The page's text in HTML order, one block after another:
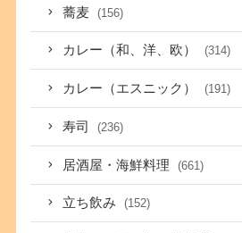
蕎麦 (156)
カレー（和、洋、欧） (314)
カレー（エスニック） (191)
寿司 (236)
居酒屋・海鮮料理 (661)
立ち飲み (152)